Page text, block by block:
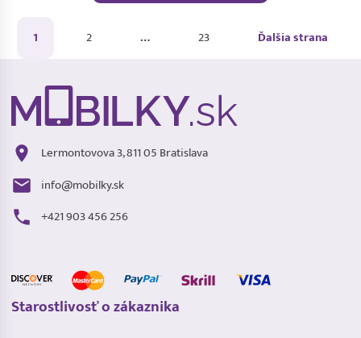
1 2 … 23 Ďalšia strana
Lermontovova 3, 811 05 Bratislava
info@mobilky.sk
+421 903 456 256
Starostlivosť o zákaznika